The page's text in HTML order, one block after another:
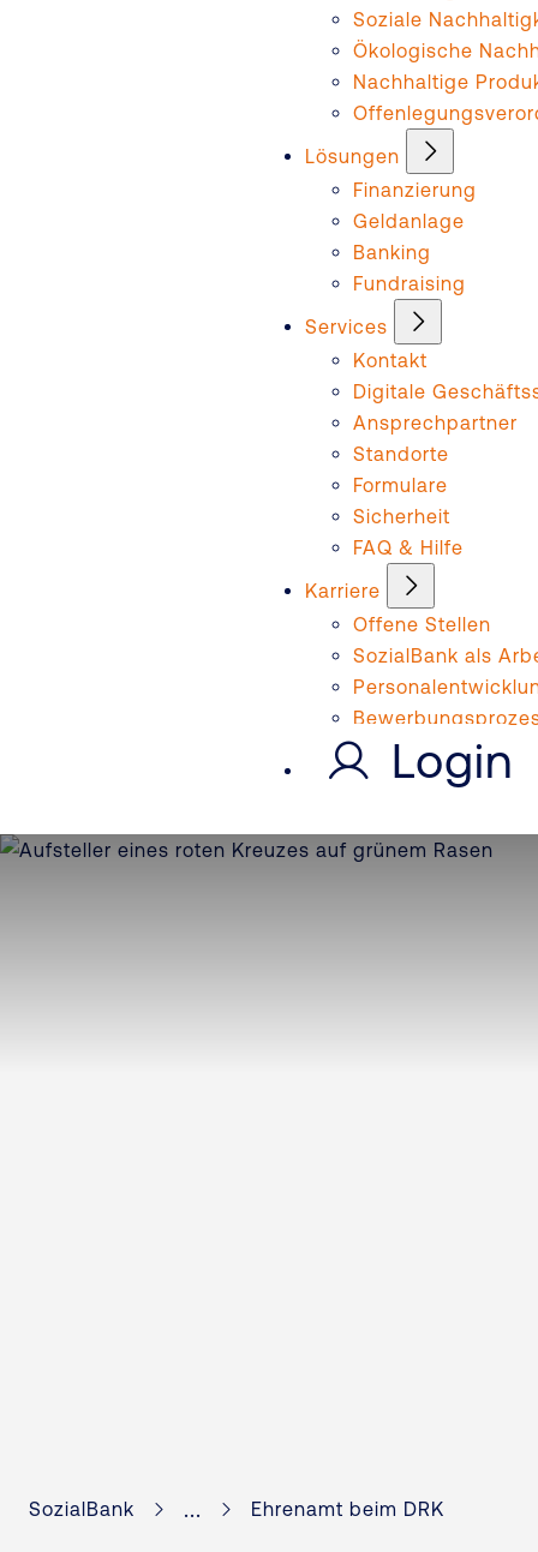
Soziale
Ökologische
Nachhaltige
Lösungen
Finanzierung
Geldanlage
Banking
Fundraising
Services
Kontakt
Digitale
Ansprechpartner
Standorte
Formulare
Sicherheit
FAQ & Hilfe
Karriere
Offene Stellen
SozialBank als
Login
SozialBank ... Ehrenamt beim DRK